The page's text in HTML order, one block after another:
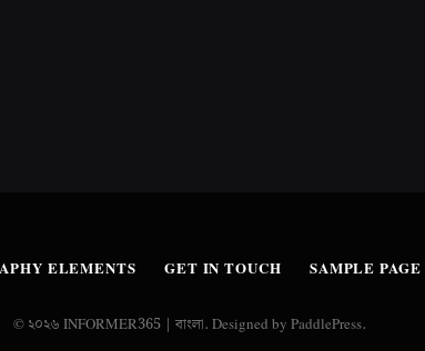
ELEMENTS GET IN TOUCH SAMPLE PAGE
© ২০২৬ INFORMER365 | বাংলা. Designed by PaddlePress.